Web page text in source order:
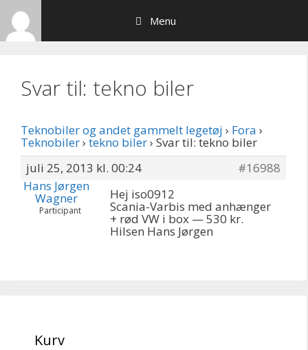
Hop
indhold
Menu
Svar til: tekno biler
Teknobiler og andet gammelt legetøj › Fora ›
Teknobiler› tekno biler› Svar til: tekno biler
juli 25, 2013 kl. 00:24
#16988
Hans Jørgen
Wagner
Participant
Hej iso0912
Scania-Varbis med anhænger
+ rød VW i box — 530 kr.
Hilsen Hans Jørgen
Kurv